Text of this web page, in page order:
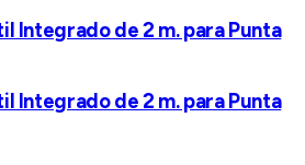
Integrado de 2 m. para Punta
Integrado de 2 m. para Punta